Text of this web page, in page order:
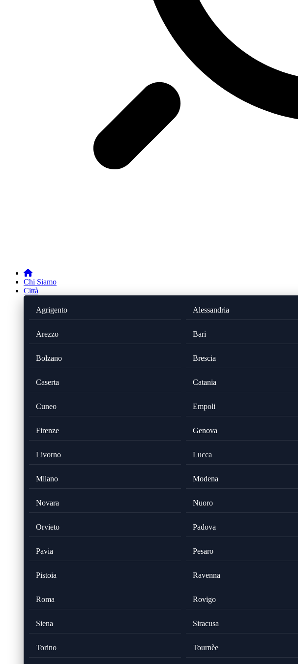
Chi Siamo
Città
Agrigento Alessandria
Arezzo Bari
Bolzano Brescia
Caserta Catania
Cuneo Empoli
Firenze Genova
Livorno Lucca
Milano Modena
Novara Nuoro
Orvieto Padova
Pavia Pesaro
Pistoia Ravenna
Roma Rovigo
Siena Siracusa
Torino Tournèe